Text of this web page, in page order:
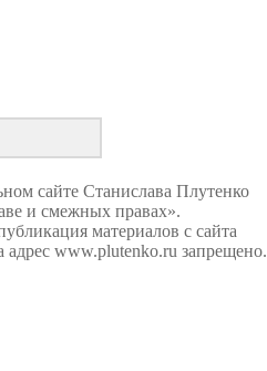
сайте Станислава Плутенко
и смежных правах».
материалов с сайта
адрес www.plutenko.ru запрещено.